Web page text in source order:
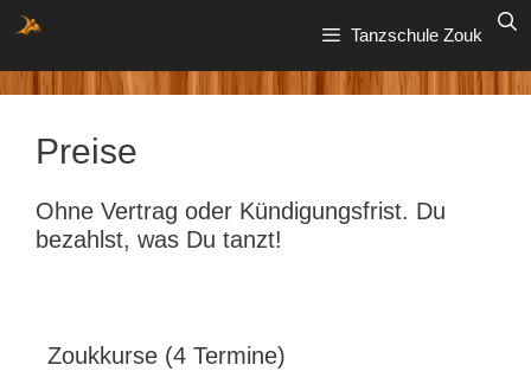
Zum
Inhalt
springen
Tanzschule Zouk
Preise
Ohne Vertrag oder Kündigungsfrist. Du
bezahlst, was Du tanzt!
Zoukkurse (4 Termine)